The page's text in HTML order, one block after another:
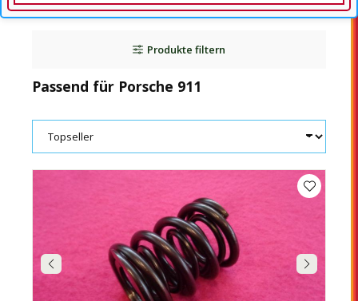
Produkte filtern
Passend für Porsche 911